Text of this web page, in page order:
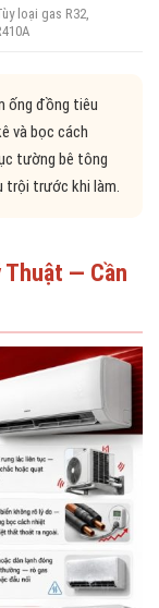
loại gas R32,
ống đồng tiêu
và bọc cách
tường bê tông
trội trước khi làm.
Thuật — Cần